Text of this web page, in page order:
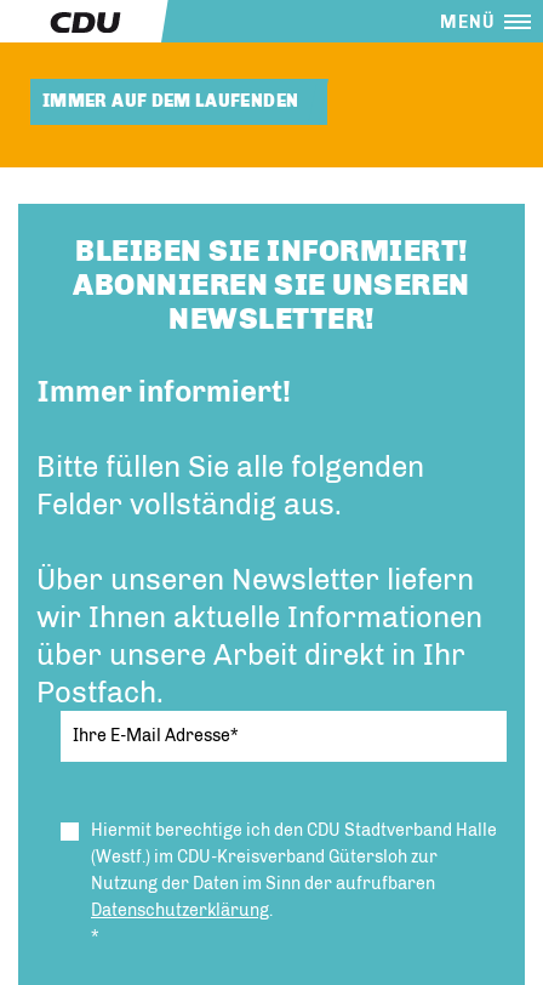
MENÜ
IMMER AUF DEM LAUFENDEN
BLEIBEN SIE INFORMIERT!
ABONNIEREN SIE UNSEREN
NEWSLETTER!
Immer informiert!
Bitte füllen Sie alle folgenden
Felder vollständig aus.
Über unseren Newsletter liefern
wir Ihnen aktuelle Informationen
über unsere Arbeit direkt in Ihr
Postfach.
Hiermit berechtige ich den CDU Stadtverband Halle
(Westf.) im CDU-Kreisverband Gütersloh zur
Nutzung der Daten im Sinn der aufrufbaren
Datenschutzerklärung.
*